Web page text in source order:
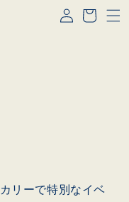
イ
ー
リーで特別なイベ